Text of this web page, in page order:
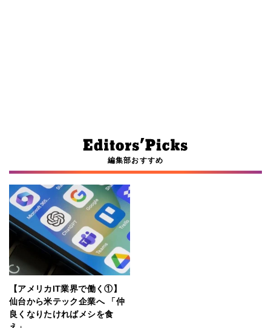
編集部おすすめ
【アメリカIT業界で働く①】
仙台から米テック企業へ 「仲
良くなりたければメシを食